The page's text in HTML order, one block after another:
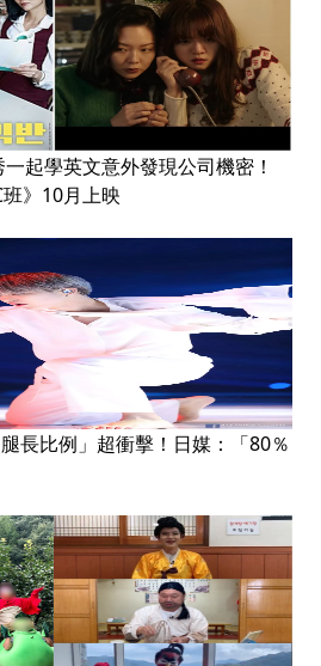
起學英文意外發現公司機密！
班》10月上映
長比例」超衝擊！日媒：「80％